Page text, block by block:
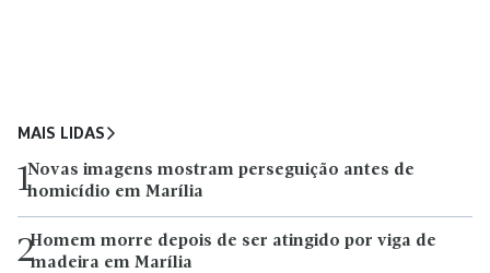
MAIS LIDAS
1Novas imagens mostram perseguição antes de
homicídio em Marília
2Homem morre depois de ser atingido por viga de
madeira em Marília